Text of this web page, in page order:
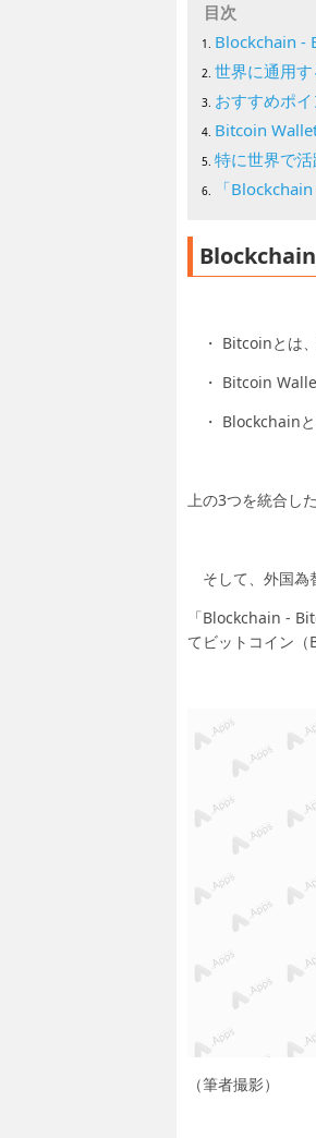
目次
Blockchain -
世界に通用
おすすめポイ
Bitcoin
特に世界で
「
・ Bitcoinとは、
・ Bitcoin
・ Blockchainと
上の3つを統合し
そして、外国為
「Blockchain -
てビットコイン（
（筆者撮影）